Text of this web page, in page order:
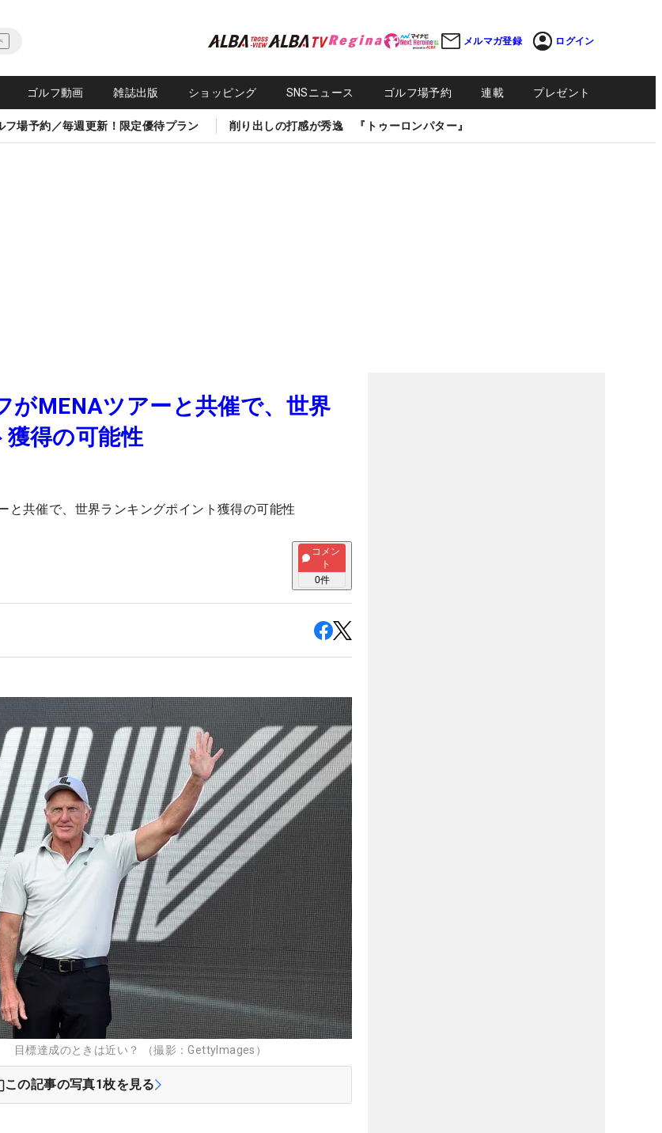
メルマガ登録 ログイン
ゴルフ動画 雑誌出版 ショッピング SNSニュース ゴルフ場予約 連載 プレゼント
フ場予約／毎週更新！限定優待プラン 削り出しの打感が秀逸 『トゥーロンパター』
MENAツアーと共催で、世界
得の可能性
共催で、世界ランキングポイント獲得の可能性
コメン
ト
0件
目標達成のときは近い？ （撮影：GettyImages）
この記事の写真1枚を見る